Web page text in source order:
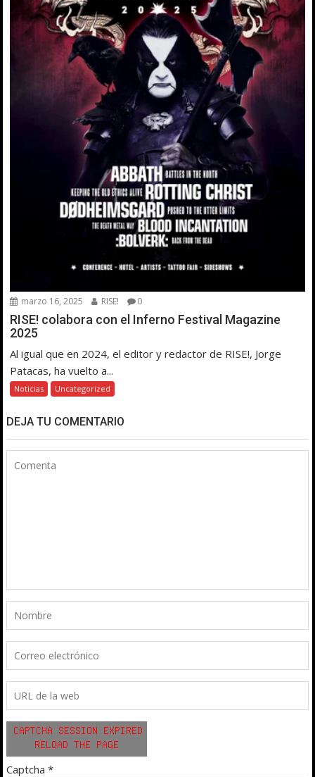
marzo 16, 2025 RISE! 0
RISE! colabora con el Inferno Festival Magazine
2025
Al igual que en 2024, el editor y redactor de RISE!, Jorge
Patacas, ha vuelto a...
Noticias Uncategorized
DEJA TU COMENTARIO
Captcha *